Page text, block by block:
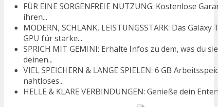
FÜR EINE SORGENFREIE NUTZUNG: Kostenlose
ihren...
MODERN, SCHLANK, LEISTUNGSSTARK: Das
GPU für starke...
SPRICH MIT GEMINI: Erhalte Infos zu dem, was du
deinen...
VIEL SPEICHERN & LANGE SPIELEN: 6 GB
nahtloses...
HELLE & KLARE VERBINDUNGEN: Genieße dein